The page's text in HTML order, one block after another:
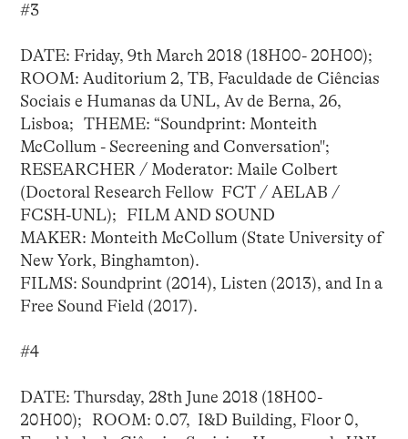
#3
DATE: Friday, 9th March 2018 (18H00- 20H00);
ROOM: Auditorium 2, TB, Faculdade de Ciências
Sociais e Humanas da UNL, Av de Berna, 26,
Lisboa; THEME: “Soundprint: Monteith
McCollum - Secreening and Conversation";
RESEARCHER / Moderator: Maile Colbert
(Doctoral Research Fellow FCT / AELAB /
FCSH-UNL); FILM AND SOUND
MAKER: Monteith McCollum (State University of
New York, Binghamton).
FILMS: Soundprint (2014), Listen (2013), and In a
Free Sound Field (2017).
#4
DATE: Thursday, 28th June 2018 (18H00-
20H00); ROOM: 0.07, I&D Building, Floor 0,